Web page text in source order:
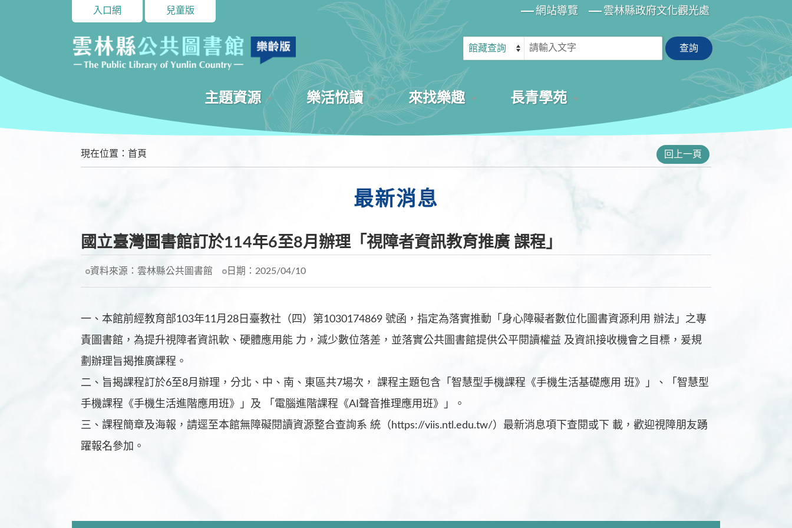
網站導覽 雲林縣政府文化觀光處
入口網 兒童版
主題資源 樂活悅讀 來找樂趣 長青學苑
現在位置 ： 首頁 回上一頁
最新消息
國立臺灣圖書館訂於114年6至8月辦理「視障者資訊教育推廣 課程」
資料來源： 雲林縣公共圖書館 日期： 2025/04/10
一、本館前經教育部103年11月28日臺教社（四）第1030174869 號函，指定為落實推動「身心障礙者數位化圖書資源利用 辦法」之專
責圖書館，為提升視障者資訊軟、硬體應用能 力，減少數位落差，並落實公共圖書館提供公平閱讀權益 及資訊接收機會之目標，爰規
劃辦理旨揭推廣課程。
二、旨揭課程訂於6至8月辦理，分北、中、南、東區共7場次， 課程主題包含「智慧型手機課程《手機生活基礎應用 班》」、「智慧型
手機課程《手機生活進階應用班》」及 「電腦進階課程《AI聲音推理應用班》」。
三、課程簡章及海報，請逕至本館無障礙閱讀資源整合查詢系 統（https://viis.ntl.edu.tw/）最新消息項下查閱或下 載，歡迎視障朋友踴
躍報名參加。